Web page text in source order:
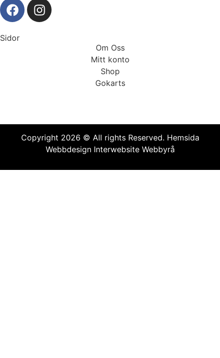
Sidor
Om Oss
Mitt konto
Shop
Gokarts
Copyright 2026 © All rights Reserved. Hemsida
Webbdesign Interwebsite Webbyrå